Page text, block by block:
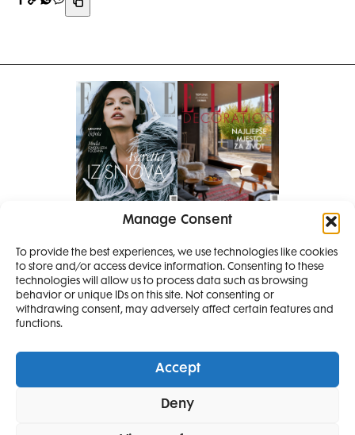
Manage Consent
To provide the best experiences, we use technologies like cookies
to store and/or access device information. Consenting to these
technologies will allow us to process data such as browsing
behavior or unique IDs on this site. Not consenting or
withdrawing consent, may adversely affect certain features and
functions.
Accept
Deny
Pretplati se na časopis
PRETPLATITE SE
Elle ProjectsElle Beauty AwardsElle Style Awards
LifestyleDecoration
SMANJI
4 IZDANJA
I 2 IZDANJA ELLE
DECORATIONA +
POKLON